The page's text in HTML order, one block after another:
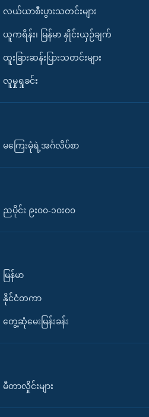
လယ်ယာစီးပွားသတင်းများ
ယူကရိန်း၊ မြန်မာ နှိုင်းယှဉ်ချက်
ထူးခြားဆန်းပြားသတင်းများ
လူမှုရှုခင်း
မကြေးမုံရဲ့အင်္ဂလိပ်စာ
ညပိုင်း ၉း၀၀-၁၀း၀၀
မြန်မာ
နိုင်ငံတကာ
တွေ့ဆုံမေးမြန်းခန်း
မီတာလှိုင်းများ